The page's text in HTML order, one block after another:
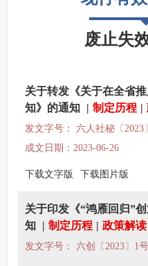
其他法定信息
废止失
关于转发《关于在全省
知》的通知 | 制定历程 |
发文字号： 六人社秘〔2023
成文日期：2023-06-26
下载文字版 下载图片版
关于印发《“鸿雁回归”
知 | 制定历程 | 政策解读
发文字号： 六创〔2023〕1号